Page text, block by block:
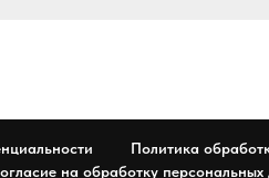
Политика
на обработку персональных